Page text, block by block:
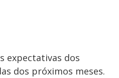
expectativas dos
dos próximos meses.